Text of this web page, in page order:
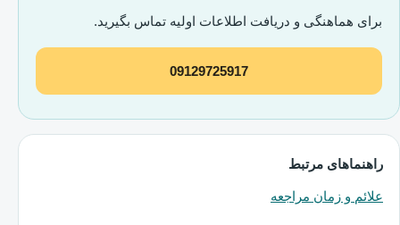
برای هماهنگی و دریافت اطلاعات اولیه تماس بگیرید.
09129725917
راهنماهای مرتبط
علائم و زمان مراجعه